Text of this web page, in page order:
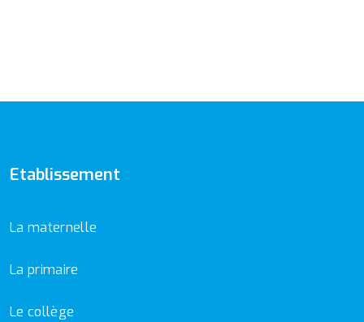
Etablissement
La maternelle
La primaire
Le collège